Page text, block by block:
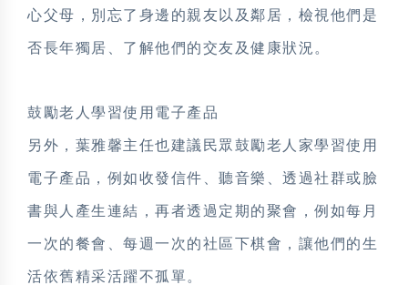
心父母，別忘了身邊的親友以及鄰居，檢視他們是
否長年獨居、了解他們的交友及健康狀況。
鼓勵老人學習使用電子產品
另外，葉雅馨主任也建議民眾鼓勵老人家學習使用
電子產品，例如收發信件、聽音樂、透過社群或臉
書與人產生連結，再者透過定期的聚會，例如每月
一次的餐會、每週一次的社區下棋會，讓他們的生
活依舊精采活躍不孤單。